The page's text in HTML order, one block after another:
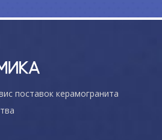
поставок керамогранита